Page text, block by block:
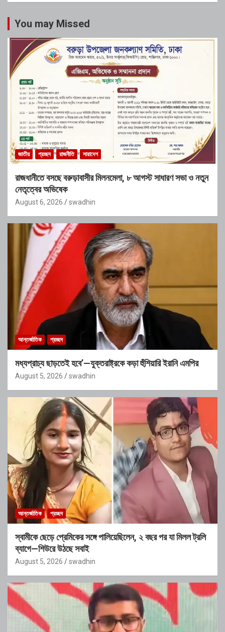
You may Missed
জাতীয় প্রচ্ছদ রাজনীতি সারাদেশ
রাজধানীতে বসছে বরুড়াবাসীর মিলনমেলা, ৮ আগস্ট সাধারণ সভা ও নতুন
নেতৃত্বের অভিষেক
August 6, 2026 swadhin
আন্তর্জাতিক প্রচ্ছদ
মধ্যপ্রাচ্য ছাড়তেই হবে’—যুক্তরাষ্ট্রকে কড়া হুঁশিয়ারি ইরানি এমপির
August 5, 2026 swadhin
আন্তর্জাতিক প্রচ্ছদ
স্বামীকে ছেড়ে প্রেমিকের সঙ্গে পালিয়েছিলেন, ২ বছর পর যা মিলল ট্রলি
ব্যাগে—শিউরে উঠছে সবাই
August 5, 2026 swadhin